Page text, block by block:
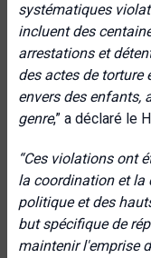
systématiques
incluent des
arrestations et
des actes de torture
envers des enfants,
genre,” a déclaré le
“Ces violations ont
la coordination et la
politique et des
but spécifique de
maintenir l'emprise